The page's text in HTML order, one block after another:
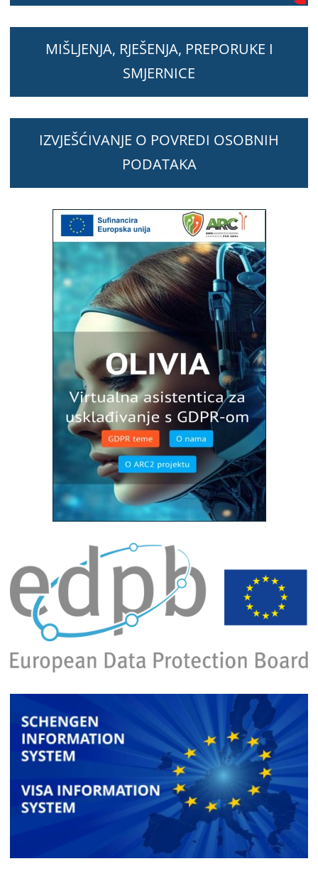
MIŠLJENJA, RJEŠENJA, PREPORUKE I
SMJERNICE
IZVJEŠĆIVANJE O POVREDI OSOBNIH
PODATAKA